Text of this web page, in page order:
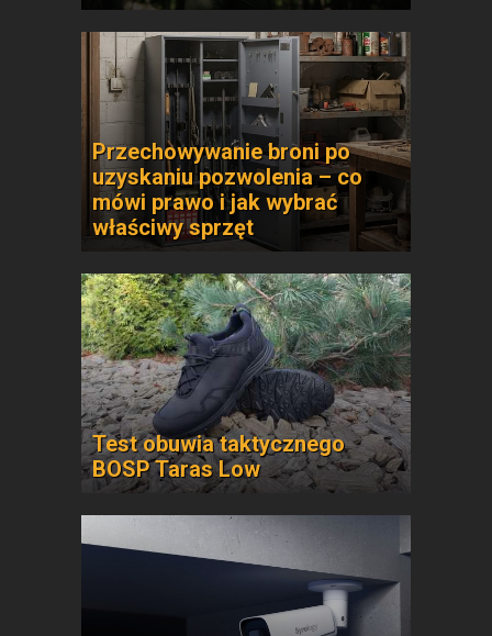
Przechowywanie broni po
uzyskaniu pozwolenia – co
mówi prawo i jak wybrać
właściwy sprzęt
Test obuwia taktycznego
BOSP Taras Low